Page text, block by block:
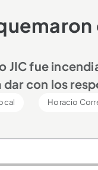
JIC fue
dar con los
Horacio